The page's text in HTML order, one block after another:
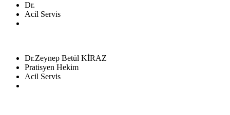
Dr.
Acil Servis
Dr.Zeynep Betül KİRAZ
Pratisyen Hekim
Acil Servis